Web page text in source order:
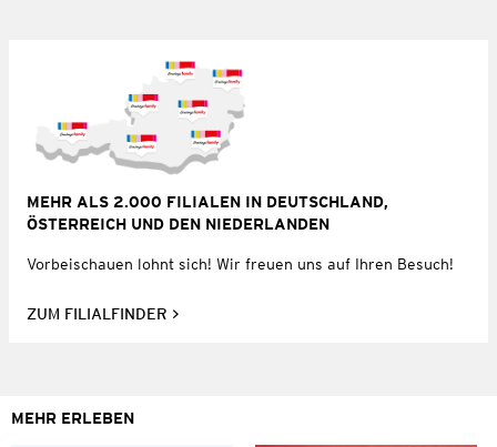
MEHR ALS 2.000 FILIALEN IN DEUTSCHLAND,
ÖSTERREICH UND DEN NIEDERLANDEN
Vorbeischauen lohnt sich! Wir freuen uns auf Ihren Besuch!
ZUM FILIALFINDER
MEHR ERLEBEN